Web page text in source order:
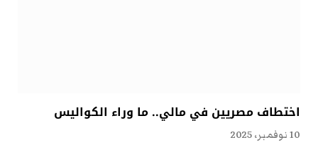
اختطاف مصريين في مالي.. ما وراء الكواليس
10 نوفمبر، 2025